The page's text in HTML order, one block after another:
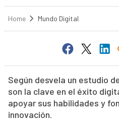
Home Mundo Digital
Según desvela un estudio
son la clave en el éxito
apoyar sus habilidades y
innovación.